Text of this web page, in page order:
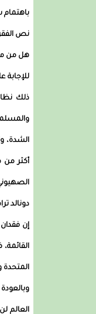
باهتمام
نص
هل من
للإجابة
ذلك
الشدة،
أكثر من
دونالد
إن
المتحدة
العالم